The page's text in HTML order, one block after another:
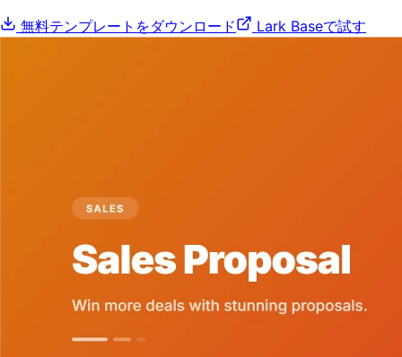
無料テンプレートをダウンロード
Lark Baseで試す